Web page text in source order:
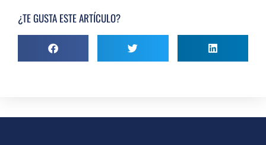
¿TE GUSTA ESTE ARTÍCULO?